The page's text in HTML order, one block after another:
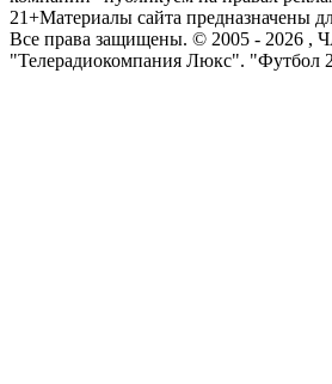
21+Материалы сайта предназначены
Все права защищены. © 2005 - 2026 ,
"Телерадиокомпания Люкс". "Футбол